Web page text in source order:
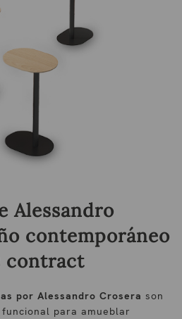
Alessandro
contemporáneo
contract
por Alessandro Crosera son
para amueblar